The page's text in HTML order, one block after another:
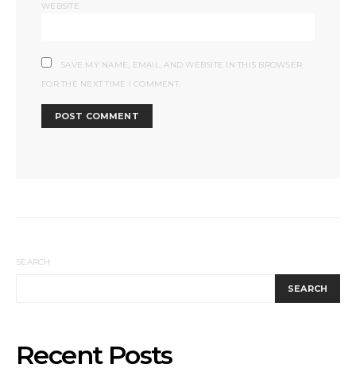
WEBSITE
SAVE MY NAME, EMAIL, AND WEBSITE IN THIS BROWSER
FOR THE NEXT TIME I COMMENT.
SEARCH
SEARCH
Recent Posts